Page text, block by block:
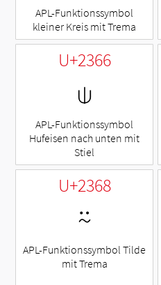
APL-Funktionssymbol
kleiner Kreis mit Trema
U+2366
⍦
APL-Funktionssymbol
Hufeisen nach unten mit
Stiel
U+2368
⍨
APL-Funktionssymbol Tilde
mit Trema